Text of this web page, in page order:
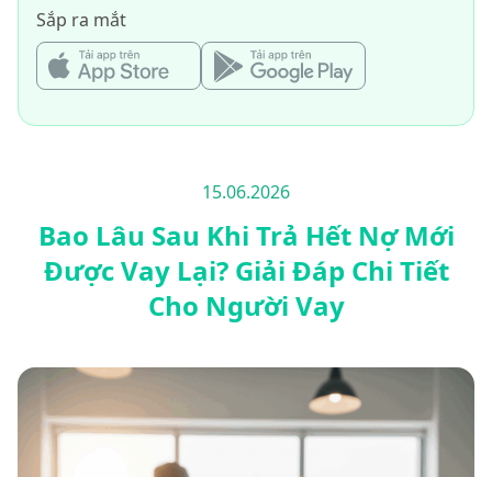
Sắp ra mắt
15.06.2026
Bao Lâu Sau Khi Trả Hết Nợ Mới
Được Vay Lại? Giải Đáp Chi Tiết
Cho Người Vay